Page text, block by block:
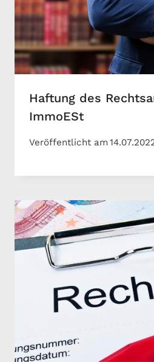
Haftung des
ImmoESt
Veröffentlicht am